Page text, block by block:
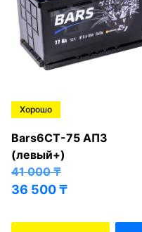
Хорошо
Bars6СТ-75 АПЗ
(левый+)
41 000₸
36 500₸